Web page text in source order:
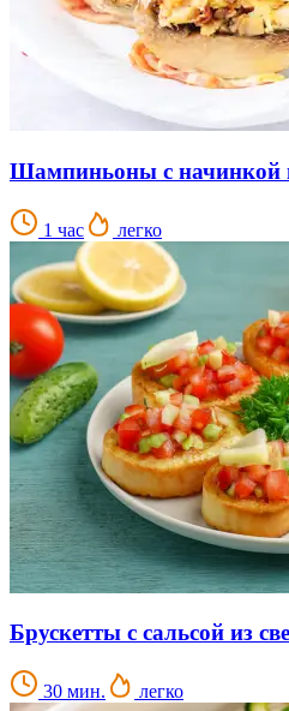
Шампиньоны с начинкой
1 час легко
Брускетты с сальсой из
30 мин. легко